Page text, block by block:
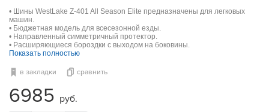
• Шины WestLake Z-401 All Season Elite предназначены для легковых
машин.
• Бюджетная модель для всесезонной езды.
• Направленный симметричный протектор.
• Расширяющиеся бороздки с выходом на боковины.
Показать полностью
в закладки сравнить
6985 руб.